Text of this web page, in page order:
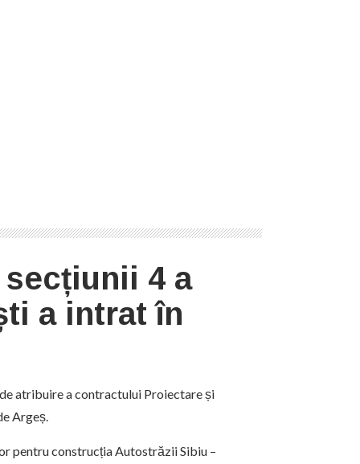
4 a
a intrat în
atribuire a contractului Proiectare și
Argeș.
pentru construcția Autostrăzii Sibiu –